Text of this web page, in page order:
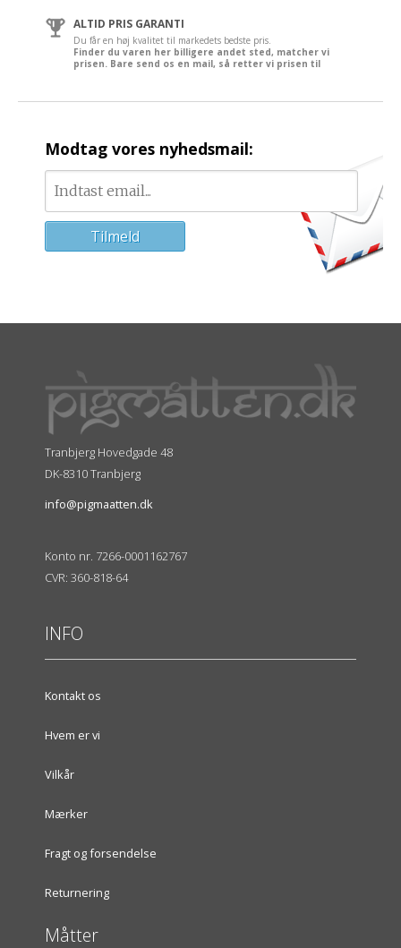
ALTID PRIS GARANTI
Du får en høj kvalitet til markedets bedste pris.
Finder du varen her billigere andet sted, matcher vi
prisen. Bare send os en mail, så retter vi prisen til
Modtag vores nyhedsmail:
Tranbjerg Hovedgade 48
DK-8310 Tranbjerg
info@pigmaatten.dk
Konto nr. 7266-0001162767
CVR: 360-818-64
INFO
Kontakt os
Hvem er vi
Vilkår
Mærker
Fragt og forsendelse
Returnering
Måtter